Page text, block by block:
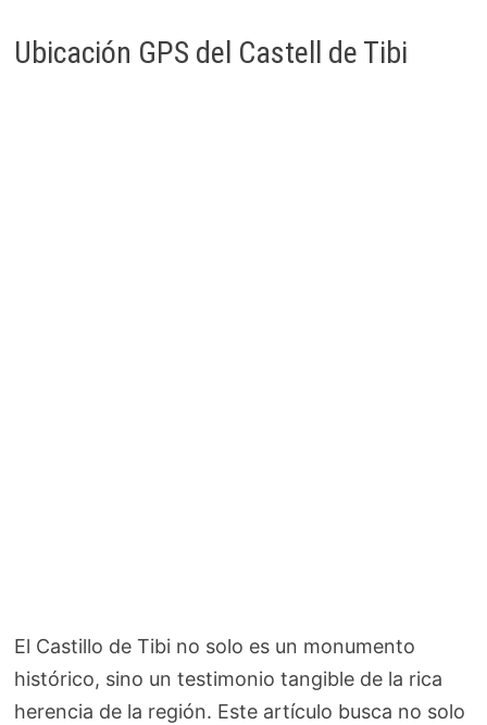
Ubicación GPS del Castell de Tibi
El Castillo de Tibi no solo es un monumento
histórico, sino un testimonio tangible de la rica
herencia de la región. Este artículo busca no solo